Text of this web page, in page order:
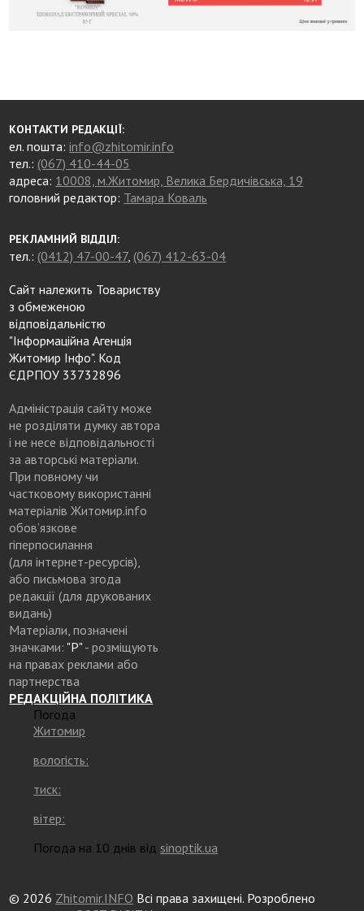
КОНТАКТИ РЕДАКЦІЇ:
ел. пошта:info@zhitomir.info
тел.: (067) 410-44-05
адреса: 10008, м.Житомир, Велика Бердичівська, 19
головний редактор: Тамара Коваль
РЕКЛАМНИЙ ВІДДІЛ:
тел.: (0412) 47-00-47, (067) 412-63-04
Сайт належить Товариству
з обмеженою
відповідальністю
"Інформаційна Агенція
Житомир Інфо". Код
ЄДРПОУ 33732896
Адміністрація сайту може
не розділяти думку автора
і не несе відповідальності
за авторські матеріали.
При повному чи
частковому використанні
матеріалів Житомир.info
обов’язкове
гіперпосилання
(для інтернет-ресурсів),
або письмова згода
редакції (для друкованих
видань)
Матеріали, позначені
значками: "Р"- розміщують
на правах реклами або
партнерства
РЕДАКЦІЙНА ПОЛІТИКА
Погода
Житомир
вологість:
тиск:
вітер:
Погода на 10 днів від sinoptik.ua
© 2026 Zhitomir.INFO Всі права захищені. Розроблено